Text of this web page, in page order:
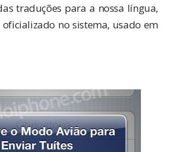
traduções para a nossa língua,
no sistema, usado em